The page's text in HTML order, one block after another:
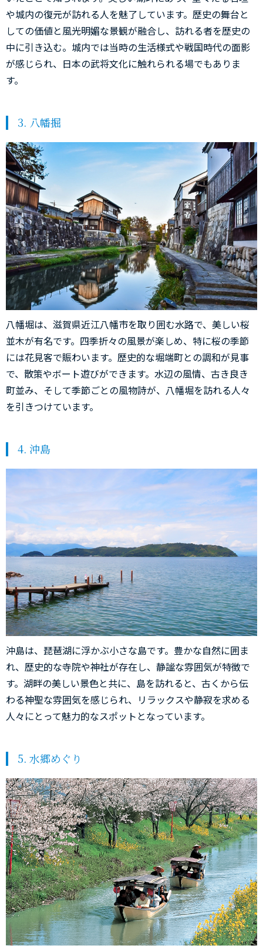
や城内の復元が訪れる人を魅了しています。歴史の舞台と
しての価値と風光明媚な景観が融合し、訪れる者を歴史の
中に引き込む。城内では当時の生活様式や戦国時代の面影
が感じられ、日本の武将文化に触れられる場でもありま
す。
3. 八幡掘
八幡堀は、滋賀県近江八幡市を取り囲む水路で、美しい桜
並木が有名です。四季折々の風景が楽しめ、特に桜の季節
には花見客で賑わいます。歴史的な堀端町との調和が見事
で、散策やボート遊びができます。水辺の風情、古き良き
町並み、そして季節ごとの風物詩が、八幡堀を訪れる人々
を引きつけています。
4. 沖島
沖島は、琵琶湖に浮かぶ小さな島です。豊かな自然に囲ま
れ、歴史的な寺院や神社が存在し、静謐な雰囲気が特徴で
す。湖畔の美しい景色と共に、島を訪れると、古くから伝
わる神聖な雰囲気を感じられ、リラックスや静寂を求める
人々にとって魅力的なスポットとなっています。
5. 水郷めぐり